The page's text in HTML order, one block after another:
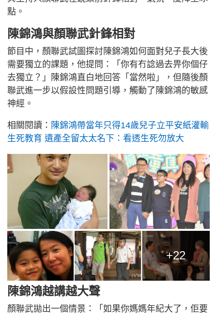
點。
陳錦鴻與顏聯武針鋒相對
節目中，顏聯武試圖探討陳錦鴻如何面對兒子長大後
需要獨立的課題，他提問：「你有冇諗過去畀你個仔
去獨立？」陳錦鴻直白地回答「當然啦」，但隨後顏
聯武進一步以假設性問題引導，觸動了陳錦鴻的敏感
神經。
相關閱讀： 陳錦鴻帶當年只得14歲兒子立平安紙灌輸
生死教育 遺產全留太太名下：看透生死勿放大
+22
陳錦鴻越講越大聲
顏聯武拋出一個情景：「如果你媽媽年紀大了，佢要